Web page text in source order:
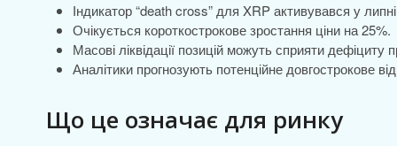
Індикатор “death cross” для XRP активувався у
Очікується короткострокове зростання ціни на 25%.
Масові ліквідації позицій можуть сприяти дефіциту
Аналітики прогнозують потенційне довгострокове
Що це означає для ринку